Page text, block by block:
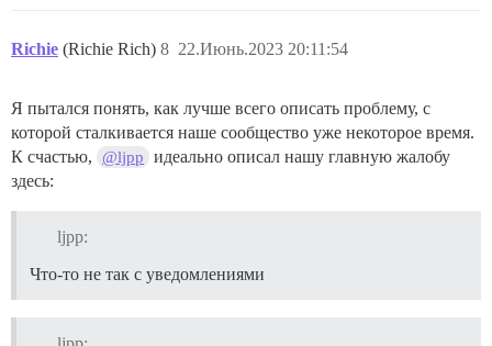
Richie (Richie Rich) 22.Июнь.2023 20:11:54
8
Я пытался понять, как лучше всего описать проблему, с
которой сталкивается наше сообщество уже некоторое время.
К счастью,
@ljpp
идеально описал нашу главную жалобу
здесь:
ljpp:
Что-то не так с уведомлениями